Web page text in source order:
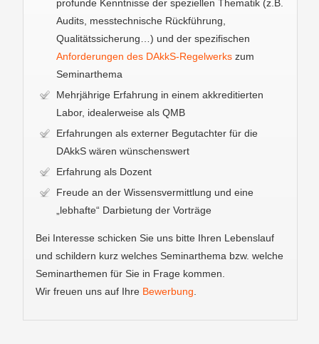
profunde Kenntnisse der speziellen Thematik (z.B.
Audits, messtechnische Rückführung,
Qualitätssicherung…) und der spezifischen
Anforderungen des DAkkS-Regelwerks zum
Seminarthema
Mehrjährige Erfahrung in einem akkreditierten
Labor, idealerweise als QMB
Erfahrungen als externer Begutachter für die
DAkkS wären wünschenswert
Erfahrung als Dozent
Freude an der Wissensvermittlung und eine
„lebhafte“ Darbietung der Vorträge
Bei Interesse schicken Sie uns bitte Ihren Lebenslauf
und schildern kurz welches Seminarthema bzw. welche
Seminarthemen für Sie in Frage kommen.
Wir freuen uns auf Ihre Bewerbung